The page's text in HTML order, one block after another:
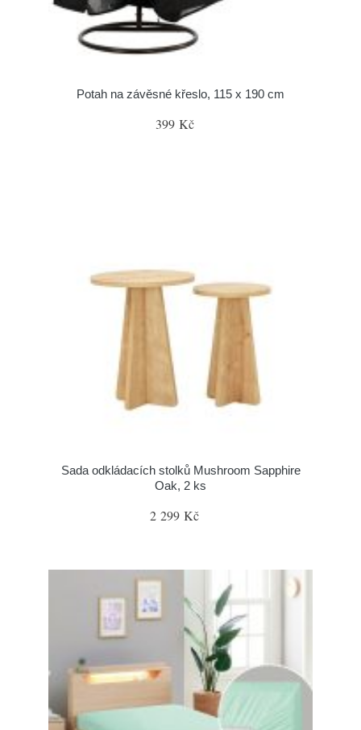
Potah na závěsné křeslo, 115 x 190 cm
399 Kč
Sada odkládacích stolků Mushroom Sapphire
Oak, 2 ks
2 299 Kč